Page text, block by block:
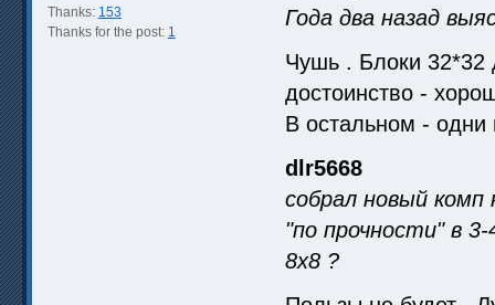
Thanks: 153
Thanks for the post: 1
Года два назад
Чушь . Блоки 32*32
достоинство -
В остальном -
dlr5668
собрал новый комп
"по прочности" в
8х8 ?